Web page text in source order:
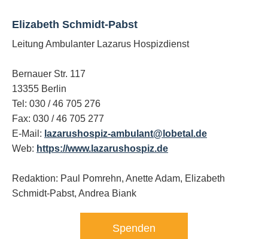
Elizabeth Schmidt-Pabst
Leitung Ambulanter Lazarus Hospizdienst
Bernauer Str. 117
13355 Berlin
Tel: 030 / 46 705 276
Fax: 030 / 46 705 277
E-Mail: lazarushospiz-ambulant@lobetal.de
Web: https://www.lazarushospiz.de
Redaktion: Paul Pomrehn, Anette Adam, Elizabeth
Schmidt-Pabst, Andrea Biank
Spenden